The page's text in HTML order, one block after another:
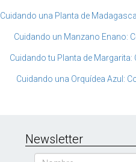
Cuidando una Planta de
Cuidando un Manzano Enano:
Cuidando tu Planta de
Cuidando una Orquídea Azul:
Newsletter